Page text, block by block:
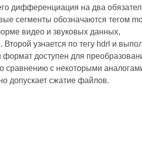
дифференциация на два
сегменты обозначаются тегом
видео и звуковых данных,
узнается по тегу hdrl и
доступен для
сравнению с некоторыми
допускает сжатие файлов.